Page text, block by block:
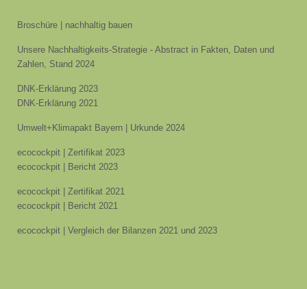
Broschüre | nachhaltig bauen
Unsere Nachhaltigkeits-Strategie - Abstract in Fakten, Daten und
Zahlen, Stand 2024
DNK-Erklärung 2023
DNK-Erklärung 2021
Umwelt+Klimapakt Bayern | Urkunde 2024
ecocockpit | Zertifikat 2023
ecocockpit | Bericht 2023
ecocockpit | Zertifikat 2021
ecocockpit | Bericht 2021
ecocockpit | Vergleich der Bilanzen 2021 und 2023